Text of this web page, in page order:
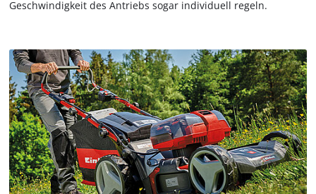
Geschwindigkeit des Antriebs sogar individuell regeln.